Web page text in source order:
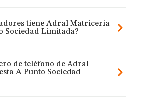
tiene Adral Matriceria
Sociedad Limitada?
de teléfono de Adral
A Punto Sociedad